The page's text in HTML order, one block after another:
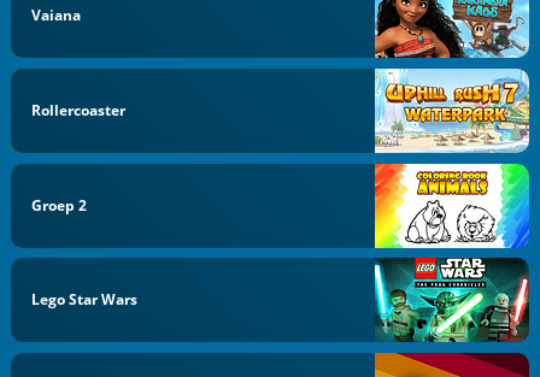
Vaiana
Rollercoaster
Groep 2
Lego Star Wars